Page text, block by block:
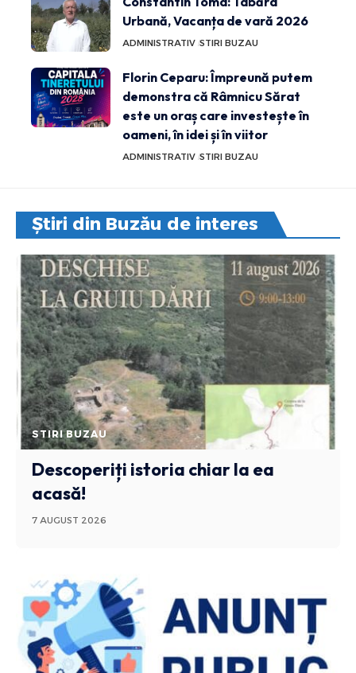
Urbană, Vacanța de vară 2026
ADMINISTRATIV STIRI BUZAU
Florin Ceparu: Împreună putem
demonstra că Râmnicu Sărat
este un oraș care investește în
oameni, în idei și în viitor
ADMINISTRATIV STIRI BUZAU
Știri din Buzău de interes
STIRI BUZAU
Descoperiți istoria chiar la ea
acasă!
7 AUGUST 2026